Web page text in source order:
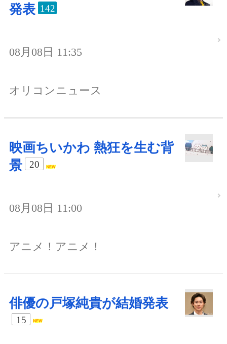
発表 142
08月08日 11:35
オリコンニュース
映画ちいかわ 熱狂を生む背
景
20
08月08日 11:00
アニメ！アニメ！
俳優の戸塚純貴が結婚発表
15